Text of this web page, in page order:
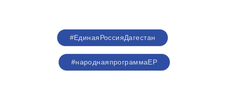
#ЕдинаяРоссияДагестан
#народнаяпрограммаЕР